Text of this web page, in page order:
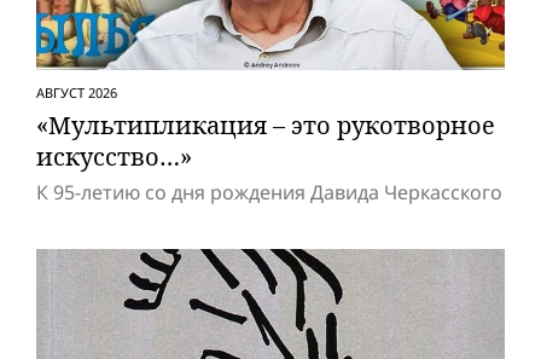
АВГУСТ 2026
«Мультипликация – это рукотворное
искусство…»
К 95-летию со дня рождения Давида Черкасского